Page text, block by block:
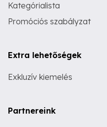
Kategórialista
Promóciós szabályzat
Extra lehetőségek
Exkluzív kiemelés
Partnereink